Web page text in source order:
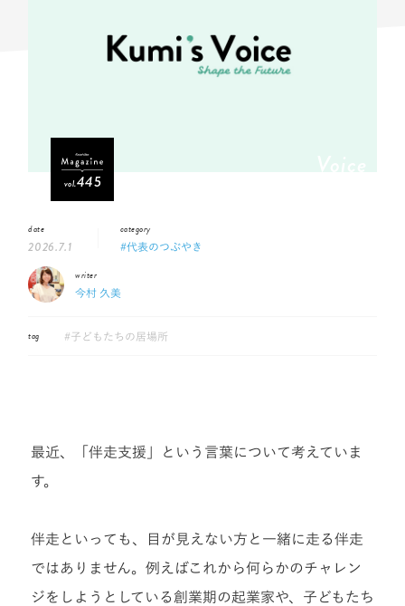
vol.445
Voice
date
2026.7.1
category
#代表のつぶやき
writer
今村 久美
tag #子どもたちの居場所
最近、「伴走支援」という言葉について考えていま
す。
伴走といっても、目が見えない方と一緒に走る伴走
ではありません。例えばこれから何らかのチャレン
ジをしようとしている創業期の起業家や、子どもたち